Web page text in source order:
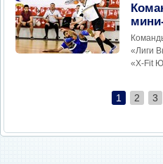
«Лиги
«Х-Fit
1 2 3